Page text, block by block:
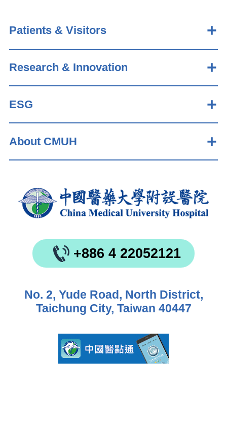
Patients & Visitors
Research & Innovation
ESG
About CMUH
+886 4 22052121
No. 2, Yude Road, North District,
Taichung City, Taiwan 40447